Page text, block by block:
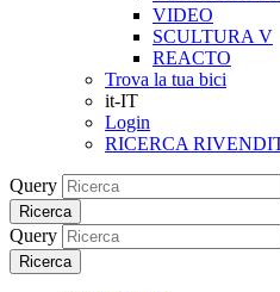
VIDEO
SCULTURA V
REACTO
Trova la tua bici
it-IT
Login
RICERCA
Query
Ricerca
Query
Ricerca